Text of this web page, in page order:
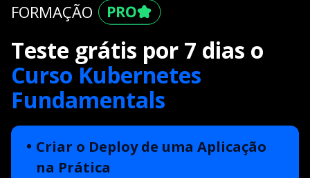
FORMAÇÃO
Teste grátis por 7 dias o
Curso Kubernetes
Fundamentals
Criar o Deploy de uma Aplicação
na Prática